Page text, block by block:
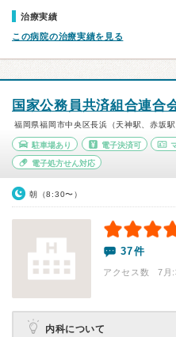
治療実績
この病院の治療実績を見る
国家公務員共済組合連合
福岡県福岡市中央区長浜（天神駅、赤坂駅
駐車場あり 電子決済可
電子処方せん対応
朝（8:30〜）
37件
アクセス数 7月:
内科について